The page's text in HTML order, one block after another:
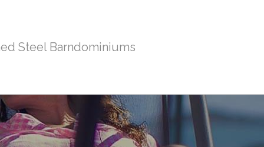
Steel Barndominiums